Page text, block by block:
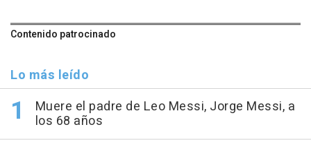
Contenido patrocinado
Lo más leído
Muere el padre de Leo Messi, Jorge Messi, a
los 68 años